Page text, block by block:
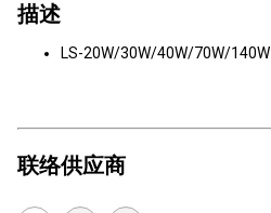
描述
LS-20W/30W/40W/70W/140W
联络供应商